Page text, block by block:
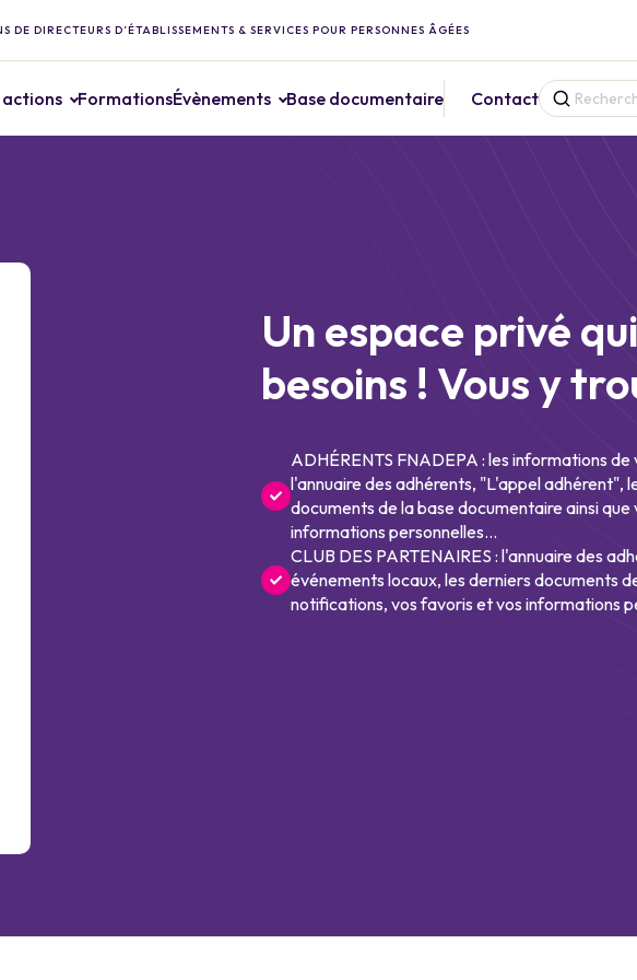
DIRECTEURS D’ÉTABLISSEMENTS & SERVICES POUR PERSONNES ÂGÉES
actions FormationsÉvènements Base documentaire Contact
Un espace privé
besoins ! Vous y
ADHÉRENTS FNADEPA : les informations
l'annuaire des adhérents, "L'appel adhérent",
documents de la base documentaire ainsi
informations personnelles...
CLUB DES PARTENAIRES : l'annuaire des
événements locaux, les derniers documents
notifications, vos favoris et vos informations